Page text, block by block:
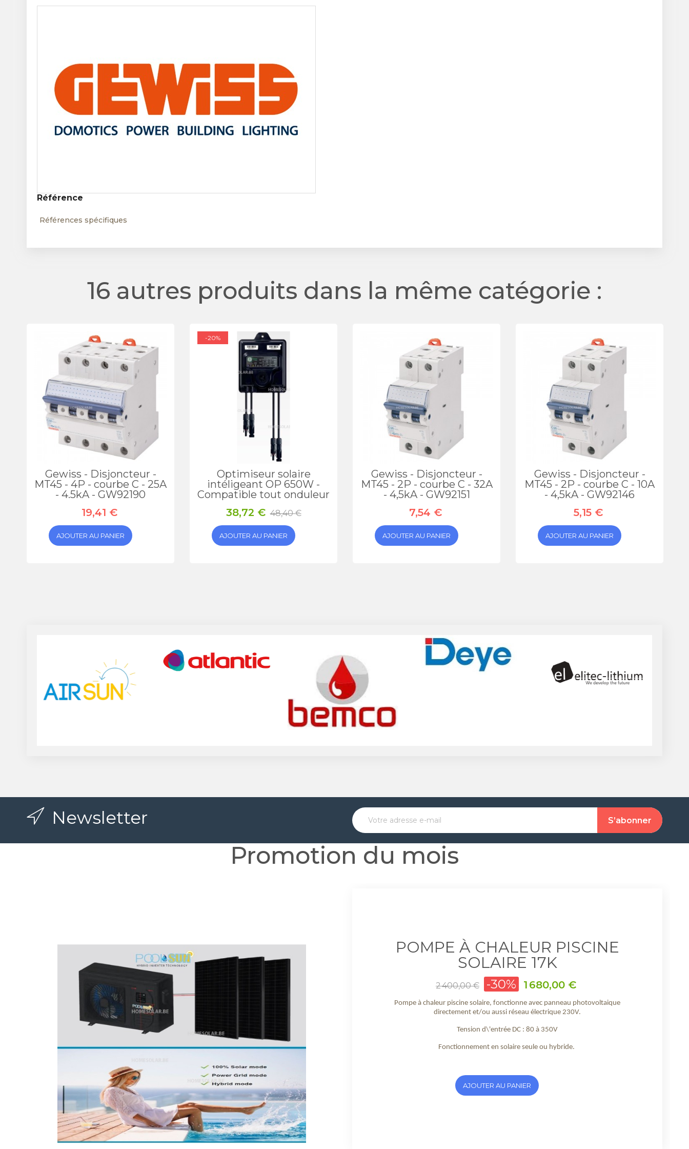
Référence
Références spécifiques
16 autres produits dans la même catégorie :
Gewiss - Disjoncteur -
MT45 - 4P - courbe C - 25A
- 4.5kA - GW92190
19,41 €
AJOUTER AU PANIER
-20%
Optimiseur solaire
intéligeant OP 650W -
Compatible tout onduleur
38,72 € 48,40 €
AJOUTER AU PANIER
Gewiss - Disjoncteur -
MT45 - 2P - courbe C - 32A
- 4,5kA - GW92151
7,54 €
AJOUTER AU PANIER
Gewiss - Disjoncteur -
MT45 - 2P - courbe C - 10A
- 4,5kA - GW92146
5,15 €
AJOUTER AU PANIER
Newsletter
Promotion du mois
POMPE À CHALEUR PISCINE
SOLAIRE 17K
Prix
de
2 400,00 € -30% Prix
1 680,00 €
Pompe à chaleur piscine solaire, fonctionne avec panneau photovoltaique
directement et/ou aussi réseau électrique 230V.
Tension d\'entrée DC : 80 à 350V
Fonctionnement en solaire seule ou hybride.
AJOUTER AU PANIER